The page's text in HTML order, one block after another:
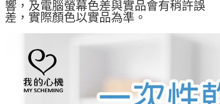
響，及電腦螢幕色差與實品會有稍許誤
差，實際顏色以實品為準。